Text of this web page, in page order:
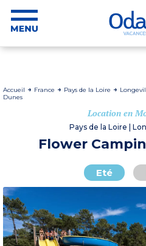
Accueil France Pays de la Loire
Dunes
Location en
Pays de la Loire |
Flower
Eté